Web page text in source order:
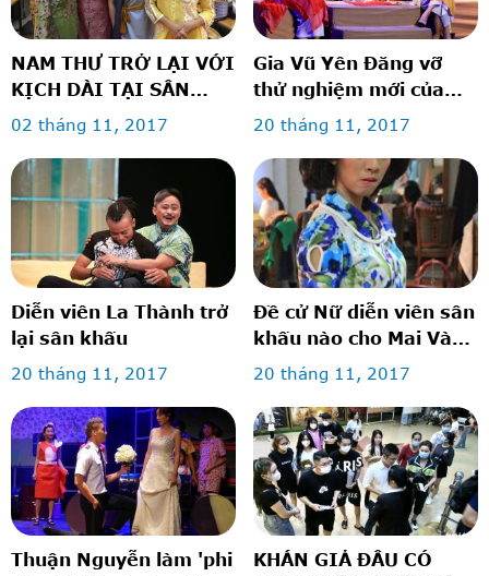
NAM THƯ TRỞ LẠI VỚI
KỊCH DÀI TẠI SÂN
KHẤU THẾ GIỚI TRẺ
02 tháng 11, 2017
Gia Vũ Yên Đăng vỡ
thử nghiệm mới của
SKTGT
20 tháng 11, 2017
Diễn viên La Thành trở
lại sân khấu
20 tháng 11, 2017
Đề cử Nữ diễn viên sân
khấu nào cho Mai Vàng
2017?
20 tháng 11, 2017
Thuận Nguyễn làm 'phi
KHÁN GIẢ ĐÂU CÓ